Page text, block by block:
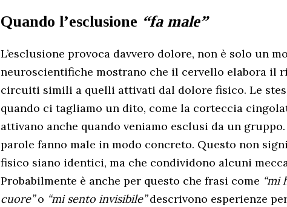
Quando l’esclusione “fa male”
L’esclusione provoca davvero dolore, non è solo un
neuroscientifiche mostrano che il cervello elabora il
circuiti simili a quelli attivati dal dolore fisico. Le
quando ci tagliamo un dito, come la corteccia
attivano anche quando veniamo esclusi da un
parole fanno male in modo concreto. Questo non
fisico siano identici, ma che condividono alcuni
Probabilmente è anche per questo che frasi come “mi
cuore”o “mi sento invisibile”descrivono esperienze